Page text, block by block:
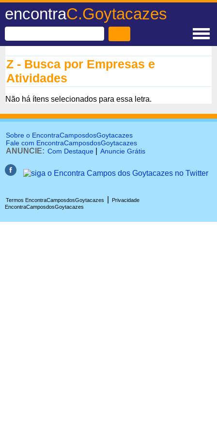
encontraC.Goytacazes
Z - Busca por Empresas e
Atividades
Não há ítens selecionados para essa letra.
Sobre o EncontraCamposdosGoytacazes
Fale com EncontraCamposdosGoytacazes
ANUNCIE: Com Destaque Anuncie Grátis
Termos EncontraCamposdosGoytacazes
Privacidade
EncontraCamposdosGoytacazes